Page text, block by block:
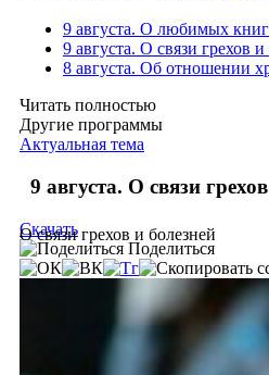
9 августа. О любимых
9 августа. О связи грехов и
8 августа. Об отношении
Читать полностью
Другие программы
Актуальная тема
9 августа. О связи
О связи грехов и болезней
Скачать
Поделиться